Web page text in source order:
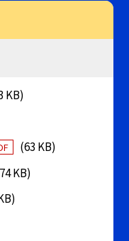
KB)
(63 KB)
KB)